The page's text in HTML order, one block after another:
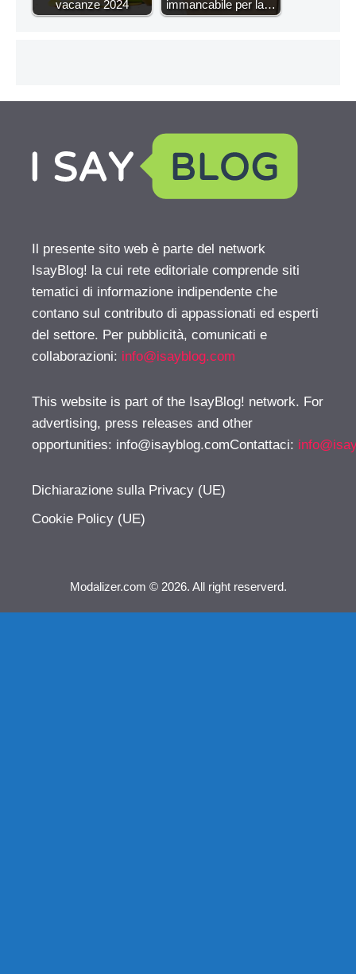
vacanze 2024
immancabile per la…
Il presente sito web è parte del network
IsayBlog! la cui rete editoriale comprende siti
tematici di informazione indipendente che
contano sul contributo di appassionati ed esperti
del settore. Per pubblicità, comunicati e
collaborazioni: info@isayblog.com
This website is part of the IsayBlog! network. For
advertising, press releases and other
opportunities: info@isayblog.comContattaci:
Dichiarazione sulla Privacy (UE)
Cookie Policy (UE)
Modalizer.com © 2026. All right reserverd.